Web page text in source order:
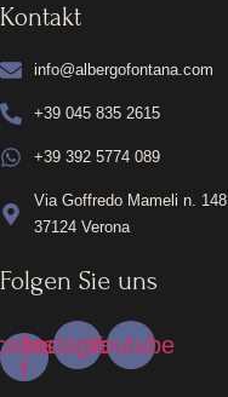
Kontakt
info@albergofontana.com
+39 045 835 2615
+39 392 5774 089
Via Goffredo Mameli n. 148
37124 Verona
Folgen Sie uns
f
InstagramYoutube